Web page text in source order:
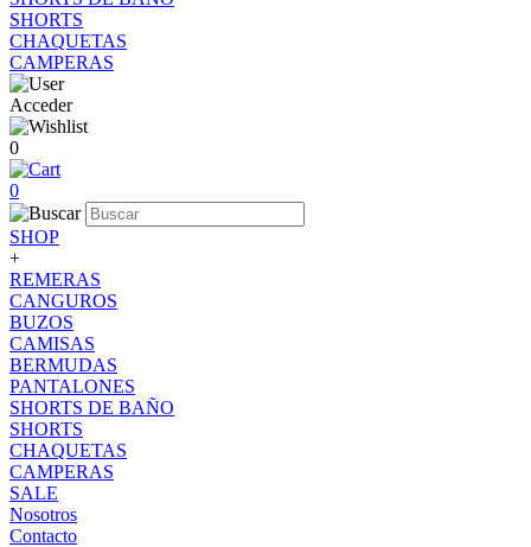
SHORTS
CHAQUETAS
CAMPERAS
Acceder
0
0
SHOP
+
REMERAS
CANGUROS
BUZOS
CAMISAS
BERMUDAS
PANTALONES
SHORTS DE BAÑO
SHORTS
CHAQUETAS
CAMPERAS
SALE
Nosotros
Contacto